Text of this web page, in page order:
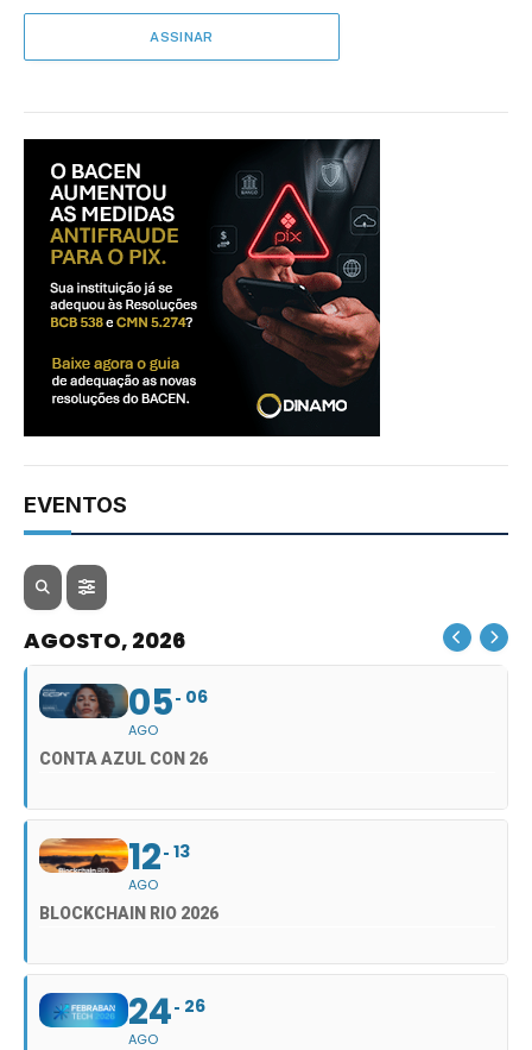
EVENTOS
AGOSTO, 2026
05
AGO
06
CONTA AZUL CON 26
12
AGO
13
BLOCKCHAIN RIO 2026
24
AGO
26